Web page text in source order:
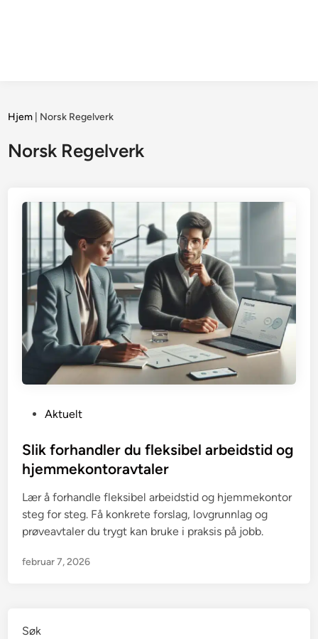
Hjem Norsk Regelverk
Norsk Regelverk
s
t
d
i
n
Aktuelt
Slik forhandler du fleksibel arbeidstid og
hjemmekontoravtaler
Lær å forhandle fleksibel arbeidstid og hjemmekontor
steg for steg. Få konkrete forslag, lovgrunnlag og
prøveavtaler du trygt kan bruke i praksis på jobb.
februar 7, 2026
Søk